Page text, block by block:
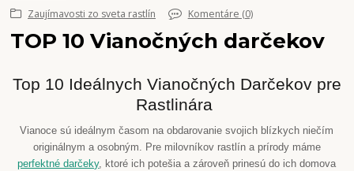
Zaujímavosti zo sveta rastlín Komentáre (0)
TOP 10 Vianočných darčekov
Top 10 Ideálnych Vianočných Darčekov pre
Rastlinára
Vianoce sú ideálnym časom na obdarovanie svojich blízkych niečím
originálnym a osobným. Pre milovníkov rastlín a prírody máme
perfektné darčeky, ktoré ich potešia a zároveň prinesú do ich domova